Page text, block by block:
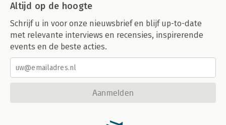
Altijd op de hoogte
Schrijf u in voor onze nieuwsbrief en blijf up-to-date
met relevante interviews en recensies, inspirerende
events en de beste acties.
Aanmelden